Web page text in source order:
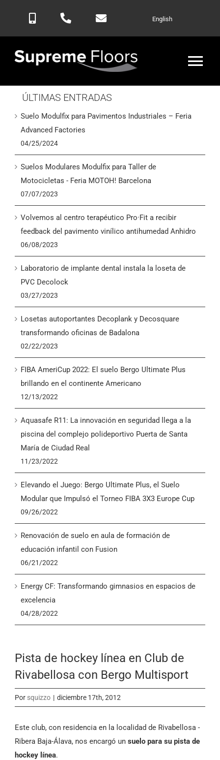
English
Inicio
Productos
Contactar
English
Pista de hockey línea en Club de
Rivabellosa con Bergo Multisport
Por squizzo | diciembre 17th, 2012
Este club, con residencia en la localidad de Rivabellosa -
Ribera Baja-Álava, nos encargó un suelo para su pista de
hockey línea.
ÚLTIMAS ENTRADAS
Suelo Modulfix para Pavimentos Industriales – Feria
Advanced Factories
04/25/2024
Suelos Modulares Modulfix para Taller de
Motocicletas - Feria MOTOH! Barcelona
07/07/2023
Volvemos al centro terapéutico Pro·Fit a recibir
feedback del pavimento vinílico antihumedad Anhidro
06/08/2023
Laboratorio de implante dental instala la loseta de
PVC Decolock
03/27/2023
Losetas autoportantes Decoplank y Decosquare
transformando oficinas de Badalona
02/22/2023
FIBA AmeriCup 2022: El suelo Bergo Ultimate Plus
brillando en el continente Americano
12/13/2022
Aquasafe R11: La innovación en seguridad llega a la
piscina del complejo polideportivo Puerta de Santa
María de Ciudad Real
11/23/2022
Elevando el Juego: Bergo Ultimate Plus, el Suelo
Modular que Impulsó el Torneo FIBA 3X3 Europe Cup
09/26/2022
Renovación de suelo en aula de formación de
educación infantil con Fusion
06/21/2022
Energy CF: Transformando gimnasios en espacios de
excelencia
04/28/2022